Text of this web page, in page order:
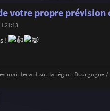
votre propre prévision
21:13
!
maintenant sur la région Bourgogne